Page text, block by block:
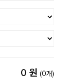
0 원 (0개)